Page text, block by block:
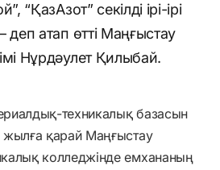
“ҚазАзот” секілді ірі-ірі
атап өтті Маңғыстау
Нұрдәулет Қилыбай.
техникалық базасын
қарай Маңғыстау
колледжінде емхананың